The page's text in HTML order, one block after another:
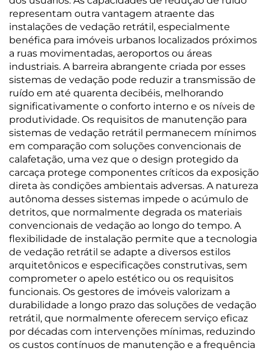
representam outra vantagem atraente das
instalações de vedação retrátil, especialmente
benéfica para imóveis urbanos localizados próximos
a ruas movimentadas, aeroportos ou áreas
industriais. A barreira abrangente criada por esses
sistemas de vedação pode reduzir a transmissão de
ruído em até quarenta decibéis, melhorando
significativamente o conforto interno e os níveis de
produtividade. Os requisitos de manutenção para
sistemas de vedação retrátil permanecem mínimos
em comparação com soluções convencionais de
calafetação, uma vez que o design protegido da
carcaça protege componentes críticos da exposição
direta às condições ambientais adversas. A natureza
autônoma desses sistemas impede o acúmulo de
detritos, que normalmente degrada os materiais
convencionais de vedação ao longo do tempo. A
flexibilidade de instalação permite que a tecnologia
de vedação retrátil se adapte a diversos estilos
arquitetônicos e especificações construtivas, sem
comprometer o apelo estético ou os requisitos
funcionais. Os gestores de imóveis valorizam a
durabilidade a longo prazo das soluções de vedação
retrátil, que normalmente oferecem serviço eficaz
por décadas com intervenções mínimas, reduzindo
os custos contínuos de manutenção e a frequência